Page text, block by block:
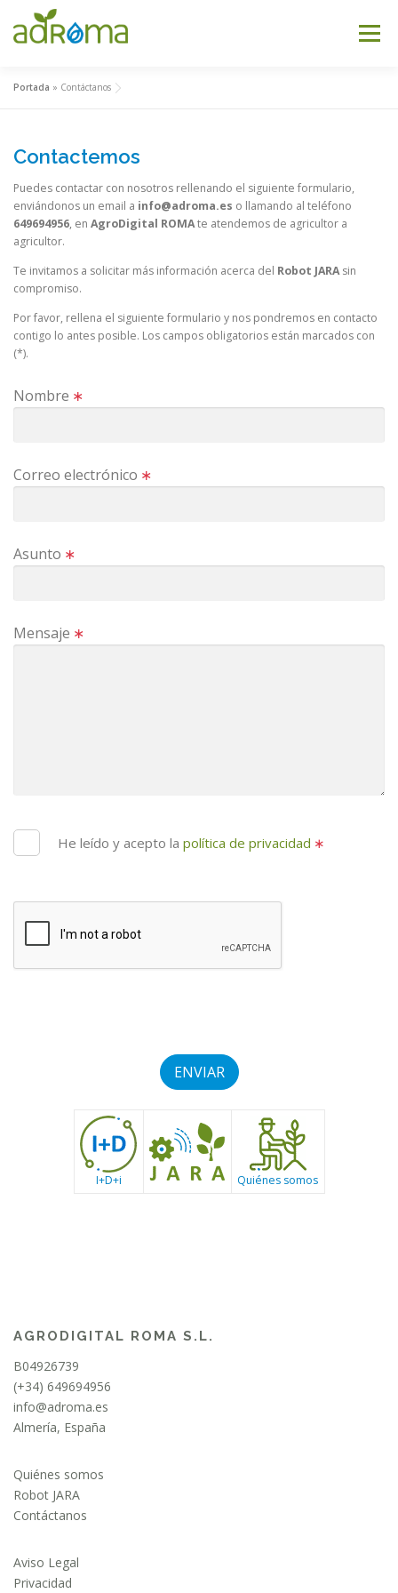
Saltar al contenido
Menú
ROBOT JARA
Portada » Contáctanos
Contactemos
Puedes contactar con nosotros rellenando el siguiente formulario,
enviándonos un email a info@adroma.es o llamando al teléfono
649694956, en AgroDigital ROMAte atendemos de agricultor a
agricultor.
Te invitamos a solicitar más información acerca del Robot JARAsin
compromiso.
Por favor, rellena el siguiente formulario y nos pondremos en contacto
contigo lo antes posible. Los campos obligatorios están marcados con
(*).
Nombre ∗
Correo electrónico ∗
Asunto ∗
Mensaje ∗
He leído y acepto la política de privacidad ∗
ENVIAR
I+D+i Quiénes somos
AGRODIGITAL ROMA S.L.
B04926739
(+34) 649694956
info@adroma.es
Almería, España
Quiénes somos
Robot JARA
Contáctanos
Aviso Legal
Privacidad